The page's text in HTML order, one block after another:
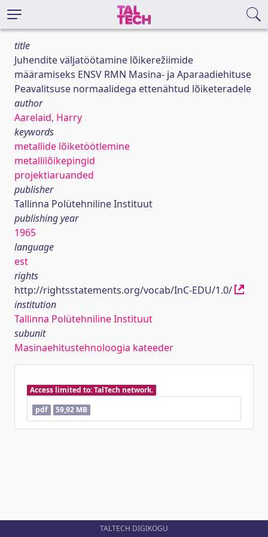
title
Juhendite väljatöötamine lõikerežiimide
määramiseks ENSV RMN Masina- ja Aparaadiehituse
Peavalitsuse normaalidega ettenähtud lõiketeradele
author
Aarelaid, Harry
keywords
metallide lõiketöötlemine
metallilõikepingid
projektiaruanded
publisher
Tallinna Polütehniline Instituut
publishing year
1965
language
est
rights
http://rightsstatements.org/vocab/InC-EDU/1.0/
institution
Tallinna Polütehniline Instituut
subunit
Masinaehitustehnoloogia kateeder
Access limited to: TalTech network.
pdf
59,92 MB
TALTECH DIGIKOGU